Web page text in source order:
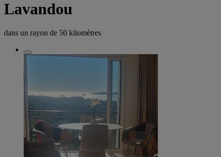
Lavandou
dans un rayon de 50 kilomètres